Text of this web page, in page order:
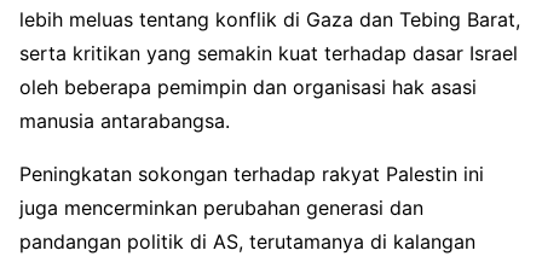
lebih meluas tentang konflik di Gaza dan Tebing Barat,
serta kritikan yang semakin kuat terhadap dasar Israel
oleh beberapa pemimpin dan organisasi hak asasi
manusia antarabangsa.
Peningkatan sokongan terhadap rakyat Palestin ini
juga mencerminkan perubahan generasi dan
pandangan politik di AS, terutamanya di kalangan